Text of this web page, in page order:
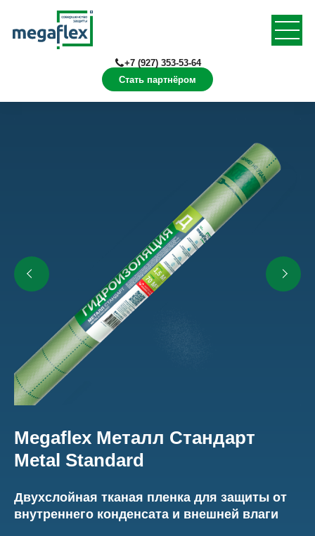
Стать партнёром
+7 (927) 353-53-64
Megaflex Металл Стандарт
Metal Standard
Двухслойная тканая пленка для защиты от
внутреннего конденсата и внешней влаги